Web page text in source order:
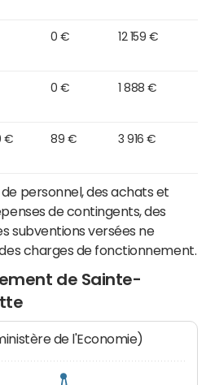
0 € 12 159 €
0 € 1 888 €
€ 89 € 3 916 €
personnel, des achats et
de contingents, des
subventions versées ne
charges de fonctionnement.
de Sainte-
de l'Economie)